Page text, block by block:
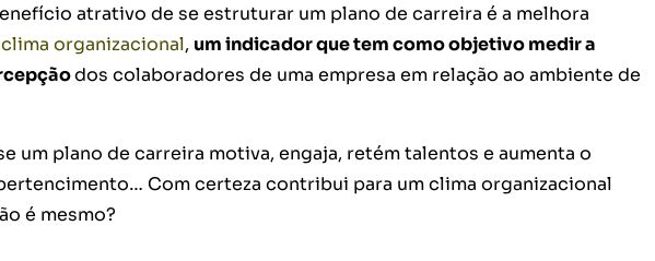
atrativo de se estruturar um plano de carreira é a melhora
clima organizacional, um indicador que tem como objetivo medir a
dos colaboradores de uma empresa em relação ao ambiente de
um plano de carreira motiva, engaja, retém talentos e aumenta o
Com certeza contribui para um clima organizacional
é mesmo?